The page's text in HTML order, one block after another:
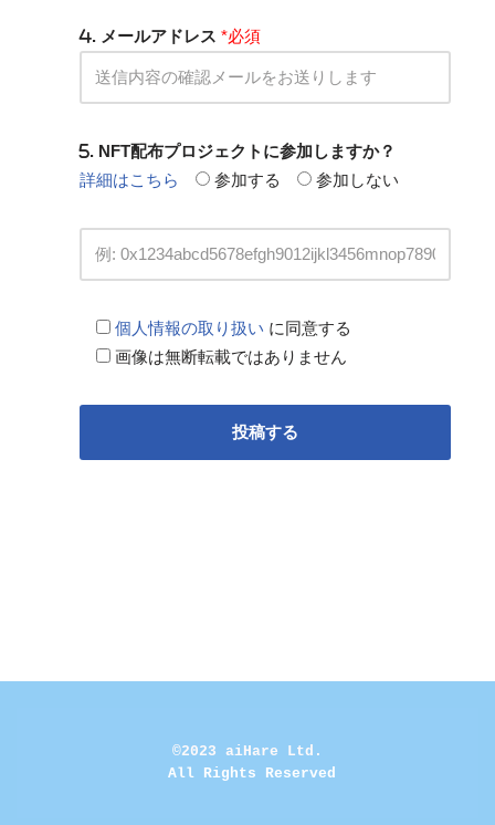
. メールアドレス *必須
. NFT配布プロジェクトに参加しますか？
詳細はこちら
参加する 参加しない
個人情報の取り扱い に同意する
画像は無断転載ではありません
©2023 aiHare Ltd.
All Rights Reserved